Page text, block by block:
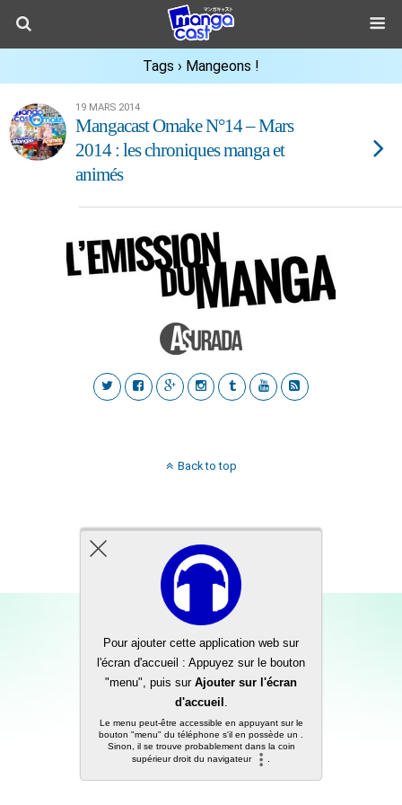
Tags › Mangeons !
19 MARS 2014
Mangacast Omake N°14 – Mars
2014 : les chroniques manga et
animés
Back to top